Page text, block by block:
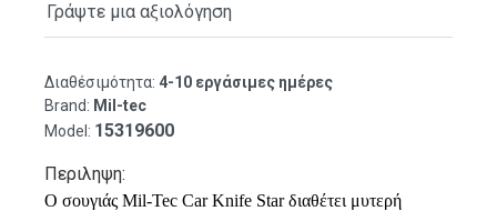
Διαθέσιμότητα: 4-10 εργάσιμες ημέρες
Brand: Mil-tec
Model: 15319600
Γράψτε μια αξιολόγηση
Περιληψη:
O σουγιάς Mil-Tec Car Knife Star διαθέτει μυτερή